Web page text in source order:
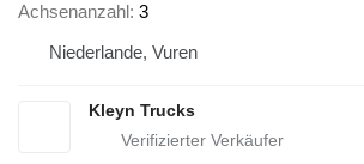
Achsenanzahl 3
Niederlande, Vuren
Kleyn Trucks